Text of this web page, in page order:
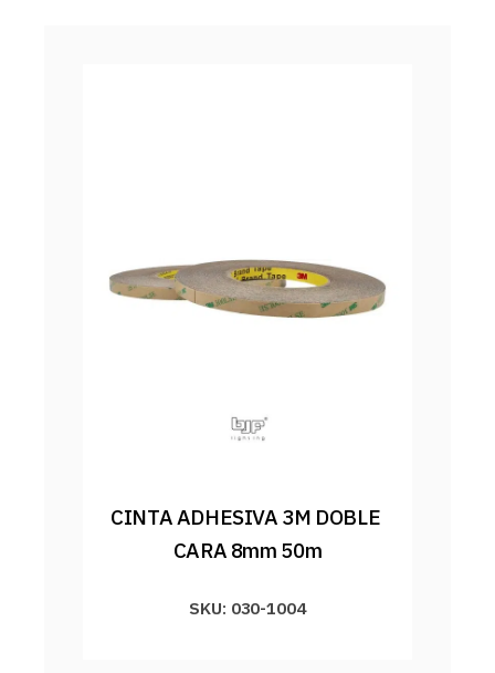
CINTA ADHESIVA 3M DOBLE
CARA 8mm 50m
SKU: 030-1004